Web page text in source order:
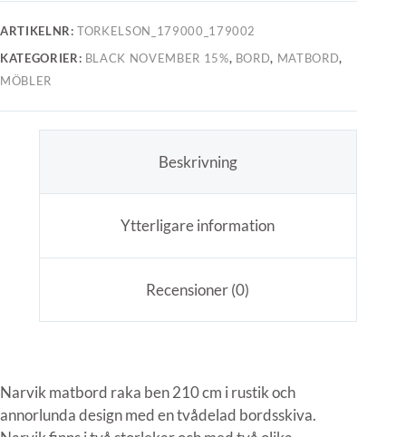
ARTIKELNR:TORKELSON_179000_179002
KATEGORIER: BLACK NOVEMBER 15%, BORD, MATBORD,
MÖBLER
Beskrivning
Ytterligare information
Recensioner (0)
Narvik matbord raka ben 210 cm i rustik och
annorlunda design med en tvådelad bordsskiva.